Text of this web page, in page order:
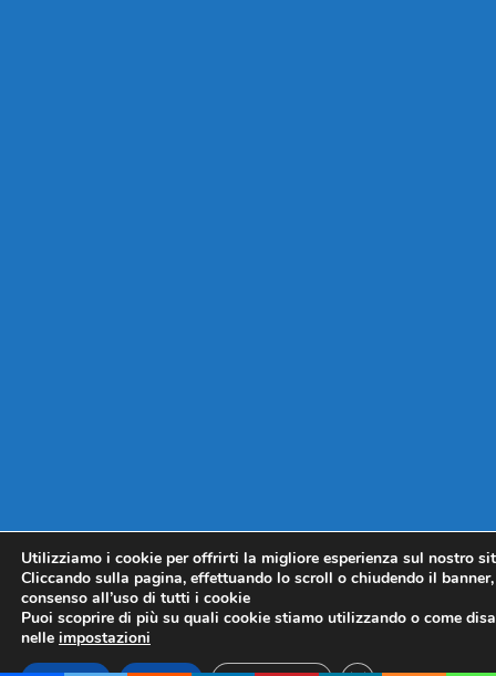
Utilizziamo i cookie per offrirti la migliore esperienza sul nostro
Cliccando sulla pagina, effettuando lo scroll o chiudendo il
consenso all’uso di tutti i cookie
Puoi scoprire di più su quali cookie stiamo utilizzando o come
nelle impostazioni